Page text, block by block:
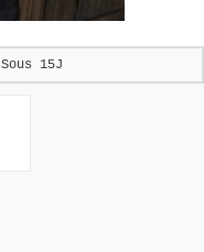
Sous 15J